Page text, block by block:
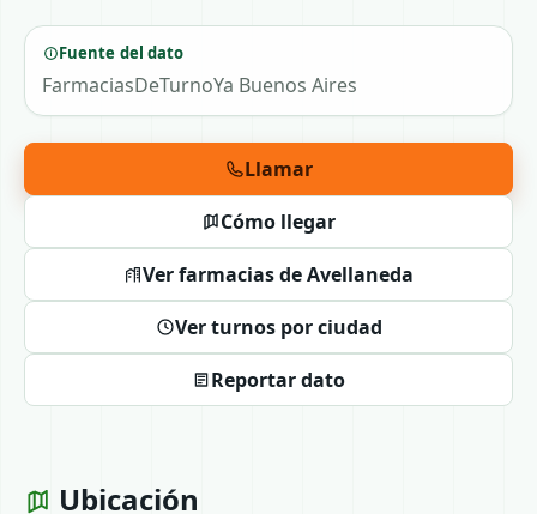
Fuente del dato
FarmaciasDeTurnoYa Buenos Aires
Llamar
Cómo llegar
Ver farmacias de Avellaneda
Ver turnos por ciudad
Reportar dato
Ubicación